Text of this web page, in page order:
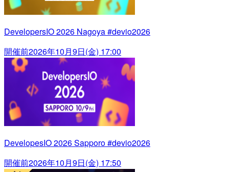
DevelopersIO 2026 Nagoya #devio2026
開催前2026年10月9日(金) 17:00
DevelopesIO 2026 Sapporo #devio2026
開催前2026年10月9日(金) 17:50